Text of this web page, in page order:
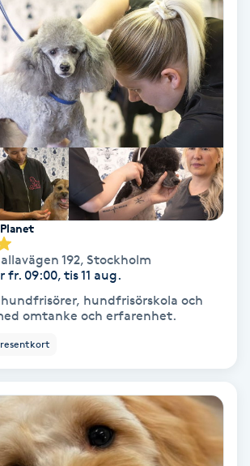
192, Stockholm
fr. 09:00, tis 11 aug.
hundfrisörskola och
omtanke och erfarenhet.